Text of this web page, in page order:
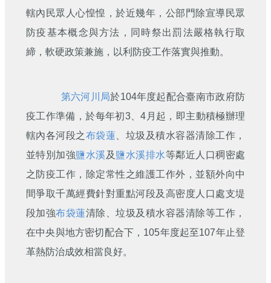
轄內民眾人心惶惶，於近幾年，公部門除宣導民眾
防疫基本概念與方法，同時祭出罰法嚴格執行取
締，軟硬政策兼施，以利防疫工作落實與推動。
第六河川局於104年度起配合臺南市政府防
疫工作準備，於每年初3、4月起，即主動積極辦理
轄內各河段之布袋蓮 、垃圾及積水容器清除工作，
並特別加強鹽水溪 及 鹽水溪排水等鄰近人口稠密處
之防疫工作，除定常性之維護工作外，並額外向中
間爭取千萬經費針對重點河段及高密度人口處支堤
段加強布袋蓮清除、垃圾及積水容器清除等工作，
在中央與地方密切配合下，105年度起至107年止登
革熱防治成效相當良好。